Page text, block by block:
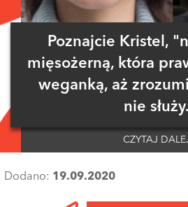
Poznajcie Kristel,
mięsożerną, która
weganką, aż
nie służy.
CZYTAJ
Dodano: 19.09.2020